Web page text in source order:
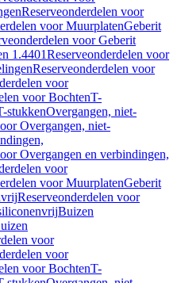
Reserveonderdelen voor
voor MuurplatenGeberit
voor Geberit
1.4401Reserveonderdelen voor
Reserveonderdelen voor
voor
voor BochtenT-
stukkenOvergangen, niet-
Overgangen, niet-
Overgangen en verbindingen,
voor
voor MuurplatenGeberit
Reserveonderdelen voor
Buizen
voor
voor
voor BochtenT-